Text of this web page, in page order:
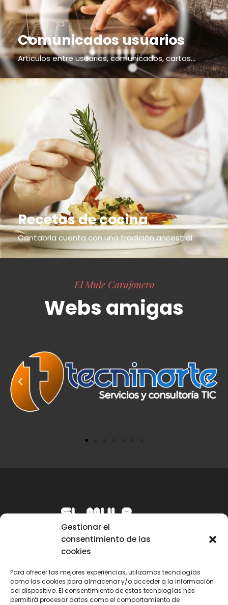
Gestionar el
consentimiento de las
cookies
Para ofrecer las mejores experiencias, utilizamos tecnologías
como las cookies para almacenar y/o acceder a la información
del dispositivo. El consentimiento de estas tecnologías nos
permitirá procesar datos como el comportamiento de
Comunicados usuarios
Articulos entre usuarios, comunicados, cartas...
Recetas de cocina
Cantabria cuenta con una tradición ancestral
El Mule Carajonero
Webs amigas
Email